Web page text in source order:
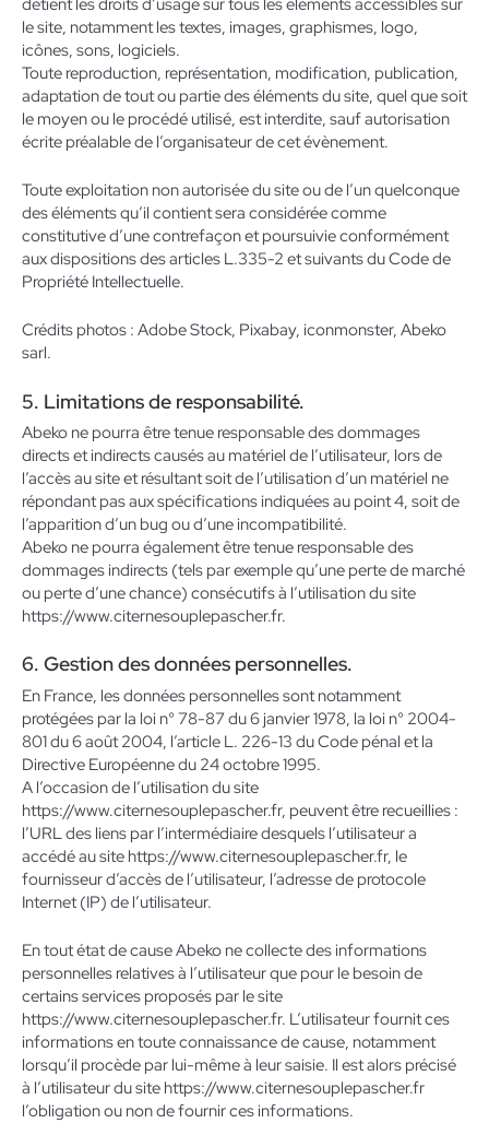
le site, notamment les textes, images, graphismes, logo,
icônes, sons, logiciels.
Toute reproduction, représentation, modification, publication,
adaptation de tout ou partie des éléments du site, quel que soit
le moyen ou le procédé utilisé, est interdite, sauf autorisation
écrite préalable de l’organisateur de cet évènement.
Toute exploitation non autorisée du site ou de l’un quelconque
des éléments qu’il contient sera considérée comme
constitutive d’une contrefaçon et poursuivie conformément
aux dispositions des articles L.335-2 et suivants du Code de
Propriété Intellectuelle.
Crédits photos : Adobe Stock, Pixabay, iconmonster, Abeko
sarl.
5. Limitations de responsabilité.
Abeko ne pourra être tenue responsable des dommages
directs et indirects causés au matériel de l’utilisateur, lors de
l’accès au site et résultant soit de l’utilisation d’un matériel ne
répondant pas aux spécifications indiquées au point 4, soit de
l’apparition d’un bug ou d’une incompatibilité.
Abeko ne pourra également être tenue responsable des
dommages indirects (tels par exemple qu’une perte de marché
ou perte d’une chance) consécutifs à l’utilisation du site
https://www.citernesouplepascher.fr.
6. Gestion des données personnelles.
En France, les données personnelles sont notamment
protégées par la loi n° 78-87 du 6 janvier 1978, la loi n° 2004-
801 du 6 août 2004, l’article L. 226-13 du Code pénal et la
Directive Européenne du 24 octobre 1995.
A l’occasion de l’utilisation du site
https://www.citernesouplepascher.fr, peuvent être recueillies :
l’URL des liens par l’intermédiaire desquels l’utilisateur a
accédé au site https://www.citernesouplepascher.fr, le
fournisseur d’accès de l’utilisateur, l’adresse de protocole
Internet (IP) de l’utilisateur.
En tout état de cause Abeko ne collecte des informations
personnelles relatives à l’utilisateur que pour le besoin de
certains services proposés par le site
https://www.citernesouplepascher.fr. L’utilisateur fournit ces
informations en toute connaissance de cause, notamment
lorsqu’il procède par lui-même à leur saisie. Il est alors précisé
à l’utilisateur du site https://www.citernesouplepascher.fr
l’obligation ou non de fournir ces informations.